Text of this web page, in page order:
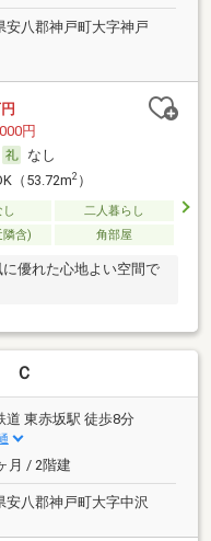
安八郡神戸町大字神戸
円
なし
（53.72m2）
二人暮らし
隣含) 角部屋
優れた心地よい空間で
Ｃ
道 東赤坂駅 徒歩8分
月 / 2階建
安八郡神戸町大字中沢